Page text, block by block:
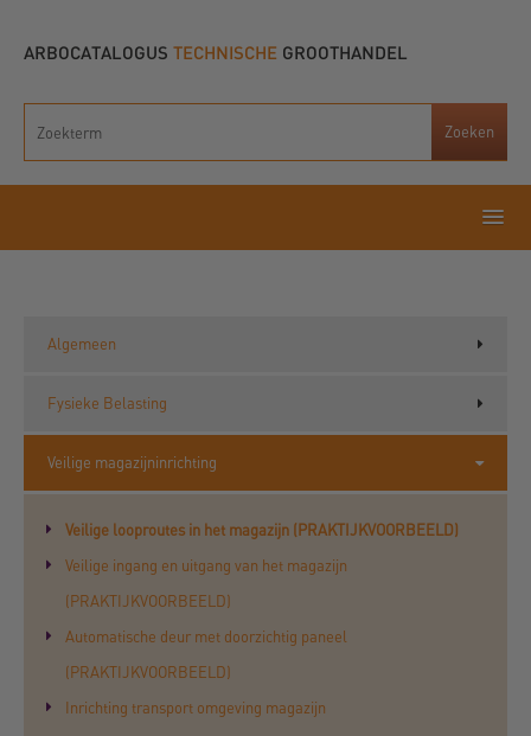
ARBOCATALOGUS TECHNISCHE GROOTHANDEL
Algemeen
Fysieke Belasting
Veilige magazijninrichting
Veilige looproutes in het magazijn (PRAKTIJKVOORBEELD)
Veilige ingang en uitgang van het magazijn
(PRAKTIJKVOORBEELD)
Automatische deur met doorzichtig paneel
(PRAKTIJKVOORBEELD)
Inrichting transport omgeving magazijn